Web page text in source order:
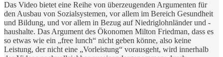
Das Video bietet eine Reihe von überzeugenden Argumenten für
den Ausbau von Sozialsystemen, vor allem im Bereich Gesundheit
und Bildung, und vor allem in Bezug auf Niedriglohnländer und -
haushalte. Das Argument des Ökonomen Milton Friedman, dass es
so etwas wie ein „free lunch“ nicht geben könne, also keine
Leistung, der nicht eine „Vorleistung“ vorausgeht, wird innerhalb